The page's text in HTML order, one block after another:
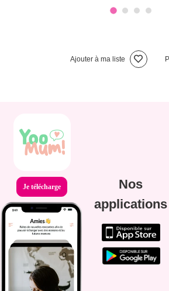
Ajouter à ma liste
Je télécharge
Nos
applications